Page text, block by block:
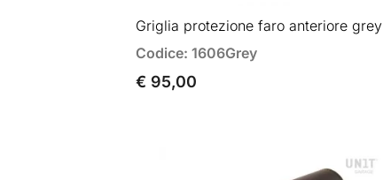
Griglia protezione faro anteriore grey
Codice: 1606Grey
€ 95,00